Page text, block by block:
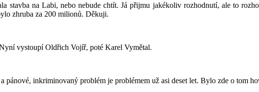
stavba na Labi, nebo nebude chtít. Já přijmu jakékoliv rozhodnutí, ale to
zhruba za 200 milionů. Děkuji.
vystoupí Oldřich Vojíř, poté Karel Vymětal.
pánové, inkriminovaný problém je problémem už asi deset let. Bylo zde o tom